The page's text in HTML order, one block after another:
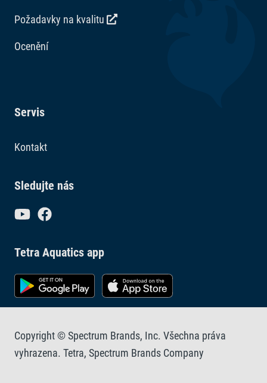
Požadavky na kvalitu
Ocenění
Servis
Kontakt
Sledujte nás
Tetra Aquatics app
Copyright © Spectrum Brands, Inc. Všechna práva
vyhrazena. Tetra, Spectrum Brands Company